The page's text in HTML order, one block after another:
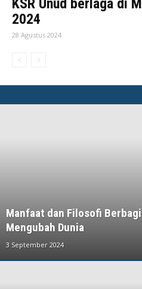
2024
28 Agustus 2024
Manfaat dan Filosofi
Mengubah Dunia
3 September 2024